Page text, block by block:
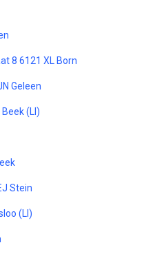
8 6121 XL Born
Geleen
(LI)
Stein
(LI)